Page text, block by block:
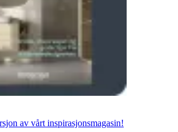
av vårt inspirasjonsmagasin!